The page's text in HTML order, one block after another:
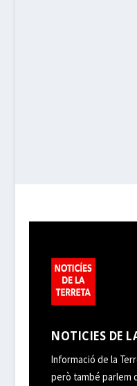
NOTICIES DE
Informació de la
però també parlem